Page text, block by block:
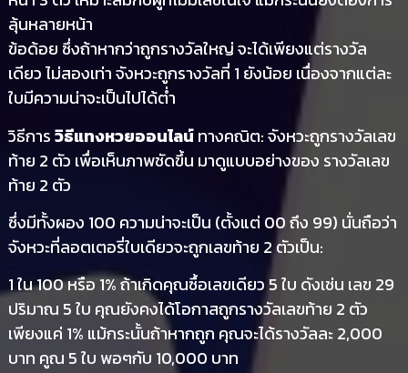
ลุ้นหลายหน้า
ข้อด้อย ซึ่งถ้าหากว่าถูกรางวัลใหญ่ จะได้เพียงแต่รางวัล
เดียว ไม่สองเท่า จังหวะถูกรางวัลที่ 1 ยังน้อย เนื่องจากแต่ละ
ใบมีความน่าจะเป็นไปได้ต่ำ
วิธีการวิธีแทงหวยออนไลน์ทางคณิต: จังหวะถูกรางวัลเลข
ท้าย 2 ตัว เพื่อเห็นภาพชัดขึ้น มาดูแบบอย่างของ รางวัลเลข
ท้าย 2 ตัว
ซึ่งมีทั้งผอง 100 ความน่าจะเป็น (ตั้งแต่ 00 ถึง 99) นั่นถือว่า
จังหวะที่ลอตเตอรี่ใบเดียวจะถูกเลขท้าย 2 ตัวเป็น:
1 ใน 100 หรือ 1% ถ้าเกิดคุณซื้อเลขเดียว 5 ใบ ดังเช่น เลข 29
ปริมาณ 5 ใบ คุณยังคงได้โอกาสถูกรางวัลเลขท้าย 2 ตัว
เพียงแค่ 1% แม้กระนั้นถ้าหากถูก คุณจะได้รางวัลละ 2,000
บาท คูณ 5 ใบ พอๆกับ 10,000 บาท